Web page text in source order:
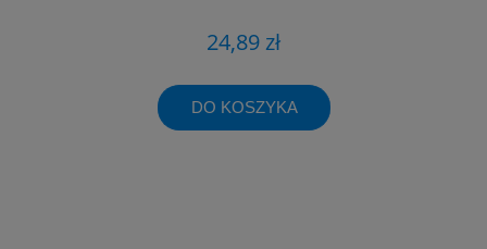
24,89 zł
DO KOSZYKA